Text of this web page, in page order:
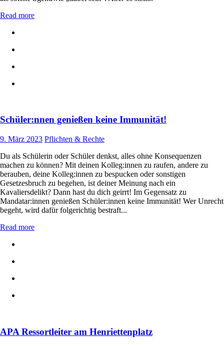
Read more
Schüler:nnen genießen keine Immunität!
9. März 2023 Pflichten & Rechte
Du als Schülerin oder Schüler denkst, alles ohne Konsequenzen
machen zu können? Mit deinen Kolleg:innen zu raufen, andere zu
berauben, deine Kolleg:innen zu bespucken oder sonstigen
Gesetzesbruch zu begehen, ist deiner Meinung nach ein
Kavaliersdelikt? Dann hast du dich geirrt! Im Gegensatz zu
Mandatar:innen genießen Schüler:innen keine Immunität! Wer Unrecht
begeht, wird dafür folgerichtig bestraft...
Read more
APA Ressortleiter am Henriettenplatz